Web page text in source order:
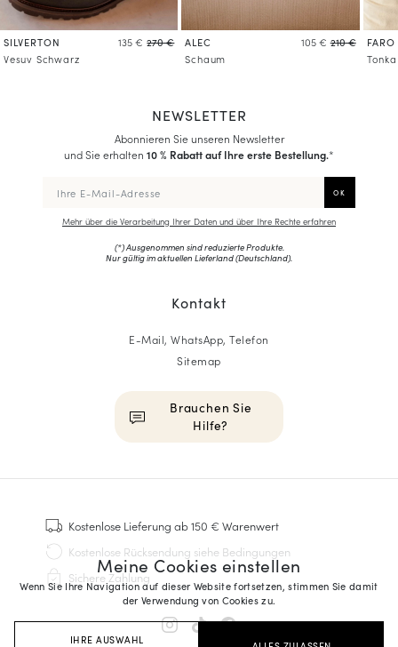
SILVERTON 135 € 270 €
Vesuv Schwarz
ALEC 105 € 210 €
Schaum
FARO
Tonka
Meine Cookies einstellen
Wenn Sie Ihre Navigation auf dieser Website fortsetzen, stimmen Sie damit
der Verwendung von Cookies zu.
IHRE AUSWAHL
NEWSLETTER
Abonnieren Sie unseren Newsletter
und Sie erhalten 10 % Rabatt auf Ihre erste Bestellung.*
Mehr über die Verarbeitung Ihrer Daten und über Ihre Rechte erfahren
(*) Ausgenommen sind reduzierte Produkte.
Nur gültig im aktuellen Lieferland (Deutschland).
Kontakt
E-Mail, WhatsApp, Telefon
Sitemap
Brauchen Sie
Hilfe?
Sneakers
Goodyear genäht
Derbys & Richelieu
Richelieu-Herrenschuhe
Sandalen & Espadrilles
Kostenlose Lieferung ab 150 € Warenwert
Kostenlose Rücksendung siehe Bedingungen
Sichere Zahlung